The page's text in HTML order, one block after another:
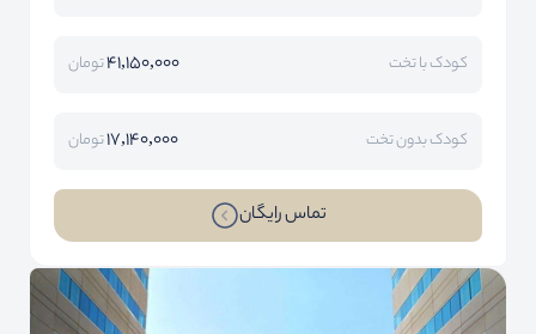
کودک با تخت 41,150,000تومان
کودک بدون تخت 17,140,000تومان
تماس رایگان